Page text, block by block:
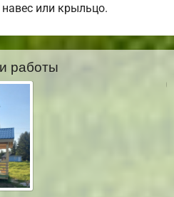
или крыльцо.
работы